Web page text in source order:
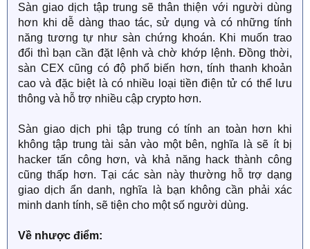
Sàn giao dịch tập trung sẽ thân thiện với người dùng
hơn khi dễ dàng thao tác, sử dụng và có những tính
năng tương tự như sàn chứng khoán. Khi muốn trao
đổi thì bạn cần đặt lệnh và chờ khớp lệnh. Đồng thời,
sàn CEX cũng có độ phổ biến hơn, tính thanh khoản
cao và đặc biệt là có nhiều loại tiền điện tử có thể lưu
thông và hỗ trợ nhiều cập crypto hơn.
Sàn giao dịch phi tập trung có tính an toàn hơn khi
không tập trung tài sản vào một bên, nghĩa là sẽ ít bị
hacker tấn công hơn, và khả năng hack thành công
cũng thấp hơn. Tại các sàn này thường hỗ trợ dạng
giao dịch ẩn danh, nghĩa là bạn không cần phải xác
minh danh tính, sẽ tiện cho một số người dùng.
Về nhược điểm: